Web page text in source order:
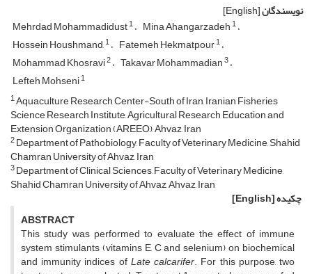
نویسندگان[English]
Mehrdad Mohammadidust1 Mina Ahangarzadeh1
Hossein Houshmand,1 Fatemeh Hekmatpour1
Mohammad Khosravi2 Takavar Mohammadian3
Lefteh Mohseni1
1Aquaculture Research Center-South of Iran, Iranian Fisheries
Science Research Institute, Agricultural Research Education and
Extension Organization (AREEO), Ahvaz, Iran
2Department of Pathobiology, Faculty of Veterinary Medicine, Shahid
Chamran University of Ahvaz, Iran
3Department of Clinical Sciences, Faculty of Veterinary Medicine,
Shahid Chamran University of Ahvaz, Ahvaz, Iran
چکیده[English]
ABSTRACT
This study was performed to evaluate the effect of immune
system stimulants (vitamins E, C and selenium) on biochemical
and immunity indices ofLate calcarifer. For this purpose, two